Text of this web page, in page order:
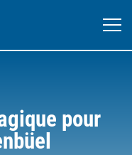
pour